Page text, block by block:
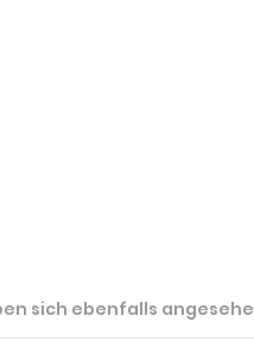
sich ebenfalls